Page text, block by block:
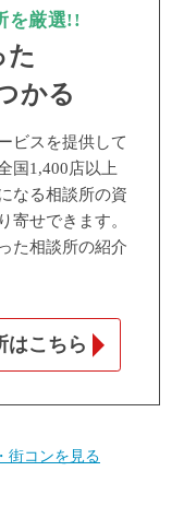
を厳選!!
た
かる
ビスを提供して
国1,400店以上
なる相談所の資
寄せできます。
た相談所の紹介
はこちら
街コンを見る